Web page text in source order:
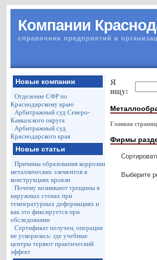
Компании
справочник предприятий и
Новые компании
Отделение СФР по
Краснодарскому краю
Арбитражный суд Северо-
Кавказского округа
Арбитражный суд
Краснодарского края
Новые статьи
Причины образования коррозии
металлических элементов в
конструкциях кровли
Почему возникают трещины в
наружных стенах при
температурных деформациях и
как это фиксируется при
обследовании
Сертификат получен, операция
не ускорилась: где учебные
центры теряют практический
эффект
Я
ищу:
Главная
Фирмы
Выберите